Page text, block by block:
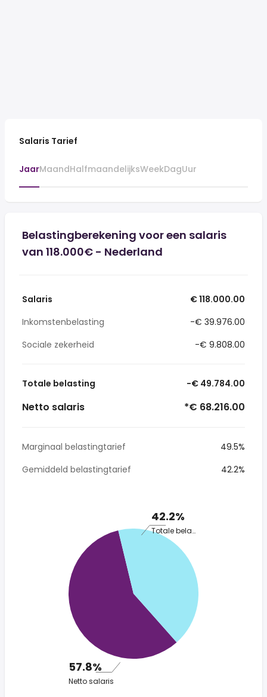
Salaris Tarief
JaarMaandHalfmaandelijksWeekDagUur
Belastingberekening voor een salaris
van 118.000€ - Nederland
Salaris
€ 118.000.00
Inkomstenbelasting
-€ 39.976.00
Sociale zekerheid
-€ 9.808.00
Totale belasting -€ 49.784.00
Netto salaris *€ 68.216.00
Marginaal belastingtarief
49.5%
Gemiddeld belastingtarief
42.2%
42.2%
Totale belasting
57.8%
Netto salaris